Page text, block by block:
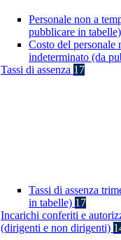
Personale non a
pubblicare in tabelle)
Costo del personale
indeterminato (da
Tassi di assenza 17
Tassi di assenza
in tabelle) 17
Incarichi conferiti e
(dirigenti e non dirigenti)